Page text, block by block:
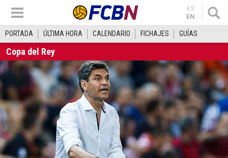
ES
EN
PORTADA ÚLTIMA HORA CALENDARIO FICHAJES GUÍAS
Copa del Rey